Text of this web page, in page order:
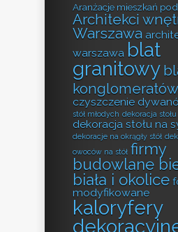
Aranżacje mieszkań
Architekci
Warszawa
warszawa blat
granitowy
konglomeratów
czyszczenie
stół młodych dekoracja
dekoracja stołu na
dekoracje na okrągły stół
owoców na stół firmy
budowlane
biała i okolice
modyfikowane
kaloryfery